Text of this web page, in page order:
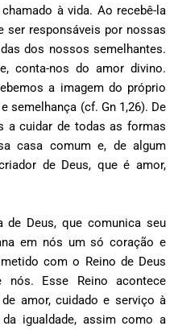
à vida. Ao recebê-la
ser responsáveis por nossas
dos nossos semelhantes.
conta-nos do amor divino.
a imagem do próprio
semelhança (cf. Gn 1,26). De
a cuidar de todas as formas
casa comum e, de algum
de Deus, que é amor,
de Deus, que comunica seu
em nós um só coração e
com o Reino de Deus
Esse Reino acontece
amor, cuidado e serviço à
igualdade, assim como a